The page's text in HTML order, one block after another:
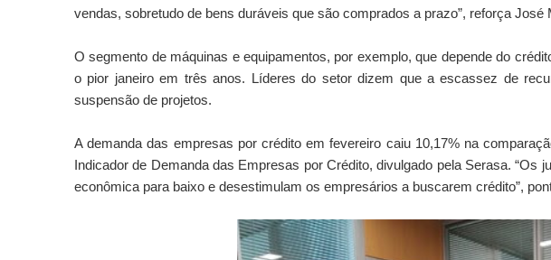
vendas, sobretudo de bens duráveis que são comprados a prazo”, reforça José
O segmento de máquinas e equipamentos, por exemplo, que depende do
o pior janeiro em três anos. Líderes do setor dizem que a escassez de
suspensão de projetos.
A demanda das empresas por crédito em fevereiro caiu 10,17% na
Indicador de Demanda das Empresas por Crédito, divulgado pela Serasa. “Os
econômica para baixo e desestimulam os empresários a buscarem crédito”,